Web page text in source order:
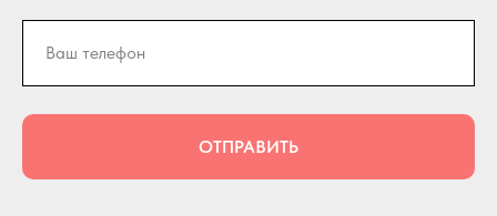
ОТПРАВИТЬ